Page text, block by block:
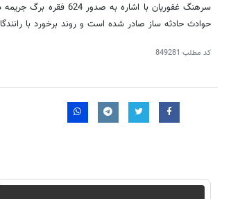
سرهنگ غفوریان با اشاره
حوادث حادثه ساز صادر شده است و روند برخورد با
کد مطلب 849281